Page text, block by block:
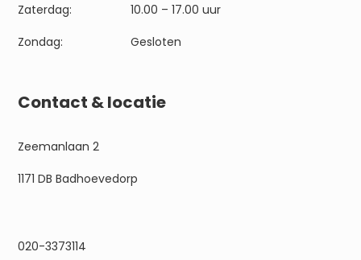
Zaterdag:
10.00 – 17.00 uur
Zondag:
Gesloten
Contact & locatie
Zeemanlaan 2
1171 DB Badhoevedorp
020-3373114